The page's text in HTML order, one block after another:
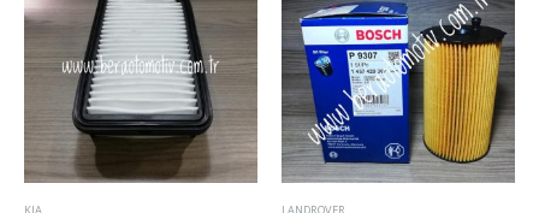
KIA LANDROVER